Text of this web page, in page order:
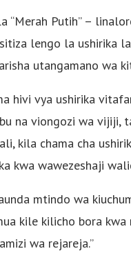
“Merah Putih” –
lengo la ushirika
utangamano wa
hivi vya ushirika
na viongozi wa vijiji,
kila chama cha
kwa wawezeshaji
mtindo wa
kile kilicho bora
wa rejareja.”